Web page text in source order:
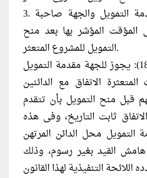
3. قبل استيفاء الجهة مقدمة التمويل والجهة صاحبة
المؤقت المؤشر بها بعد منح
التمويل للمشروع المتعثر.
مادة (17) أصلها المادة (18): يجوز للجهة مقدمة التمويل
الاتفاق مع الدائنين
قبل منح التمويل بأن تتقدم
ثابت التاريخ، وفى هذه
التمويل محل الدائن المرتهن
القيد بغير رسوم، وذلك